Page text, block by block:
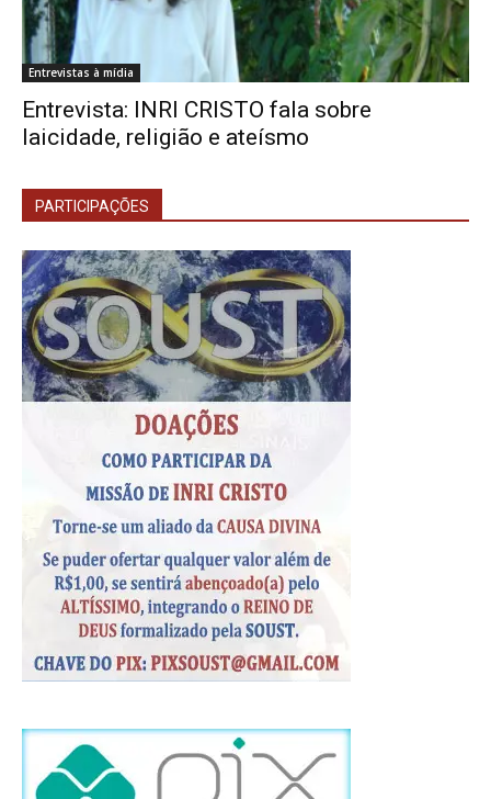
Entrevistas à mídia
Entrevista: INRI CRISTO fala sobre
laicidade, religião e ateísmo
PARTICIPAÇÕES